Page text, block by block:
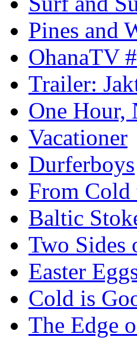
Pines and
OhanaTV
Trailer:
One Hour,
Vacationer
Durferboys
From Cold
Baltic
Two Sides
Easter
Cold is
The Edge